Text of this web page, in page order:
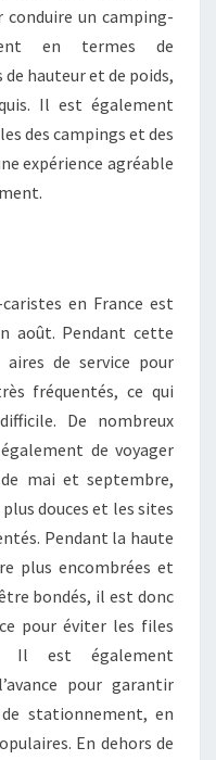
conduire un camping-
en termes de
hauteur et de poids,
Il est également
des campings et des
expérience agréable
en France est
août. Pendant cette
de service pour
fréquentés, ce qui
De nombreux
de voyager
mai et septembre,
douces et les sites
Pendant la haute
plus encombrées et
bondés, il est donc
pour éviter les files
Il est également
pour garantir
stationnement, en
En dehors de